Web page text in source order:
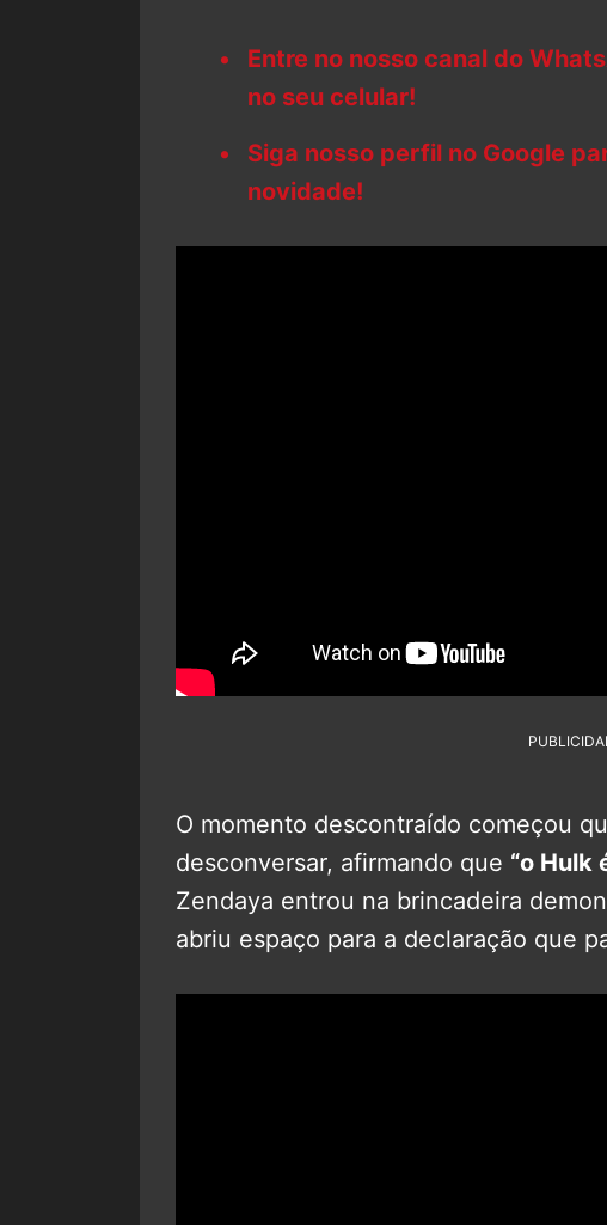
Entre no nosso canal do
no seu celular!
Siga nosso perfil no Google
novidade!
O momento descontraído começou
desconversar, afirmando que “o Hulk
Zendaya entrou na brincadeira
abriu espaço para a declaração que